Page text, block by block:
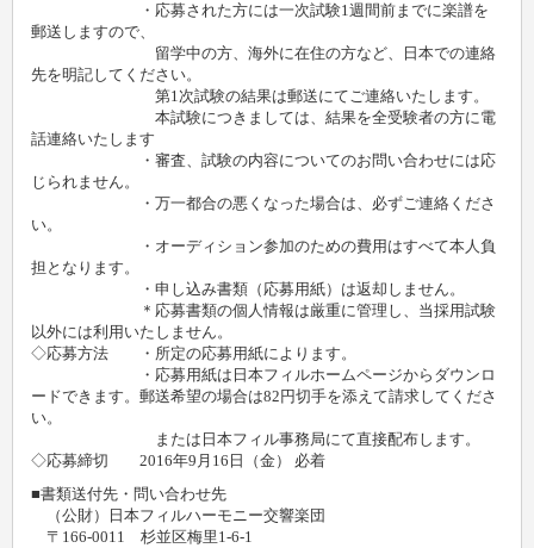
・応募された方には一次試験1週間前までに楽譜を
郵送しますので、
留学中の方、海外に在住の方など、日本での連絡
先を明記してください。
第1次試験の結果は郵送にてご連絡いたします。
本試験につきましては、結果を全受験者の方に電
話連絡いたします
・審査、試験の内容についてのお問い合わせには応
じられません。
・万一都合の悪くなった場合は、必ずご連絡くださ
い。
・オーディション参加のための費用はすべて本人負
担となります。
・申し込み書類（応募用紙）は返却しません。
＊応募書類の個人情報は厳重に管理し、当採用試験
以外には利用いたしません。
◇応募方法 ・所定の応募用紙によります。
・応募用紙は日本フィルホームページからダウンロ
ードできます。郵送希望の場合は82円切手を添えて請求してくださ
い。
または日本フィル事務局にて直接配布します。
◇応募締切 2016年9月16日（金） 必着
■書類送付先・問い合わせ先
（公財）日本フィルハーモニー交響楽団
〒166-0011 杉並区梅里1-6-1